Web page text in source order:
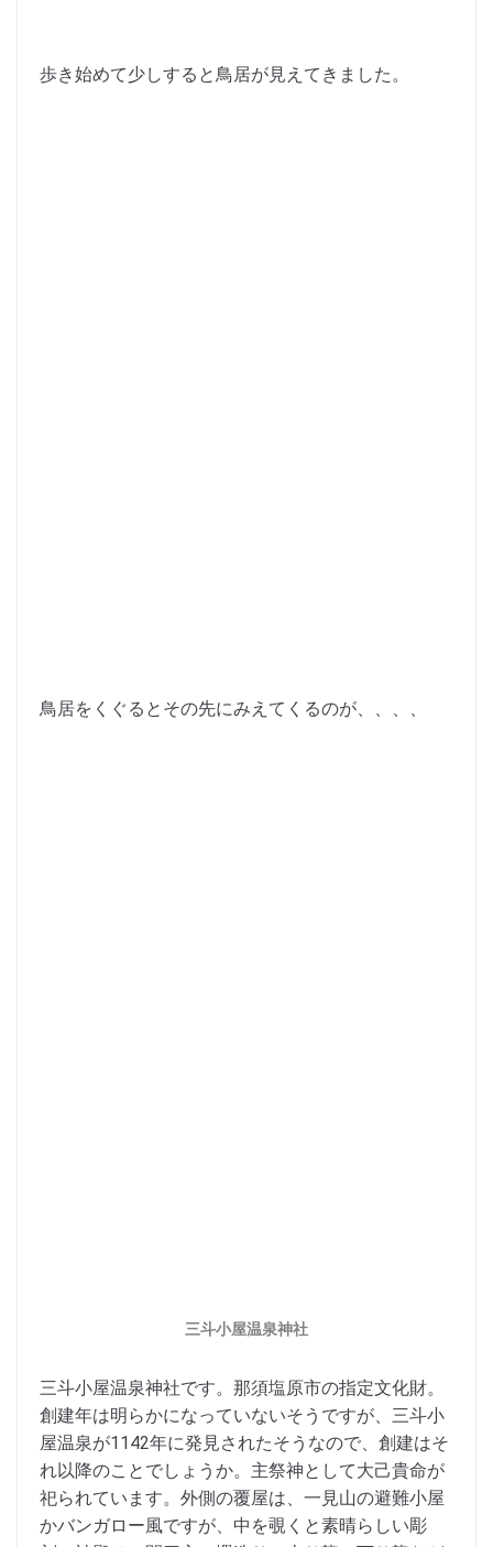
歩き始めて少しすると鳥居が見えてきました。
鳥居をくぐるとその先にみえてくるのが、、、、
三斗小屋温泉神社
三斗小屋温泉神社です。那須塩原市の指定文化財。
創建年は明らかになっていないそうですが、三斗小
屋温泉が1142年に発見されたそうなので、創建はそ
れ以降のことでしょうか。主祭神として大己貴命が
祀られています。外側の覆屋は、一見山の避難小屋
かバンガロー風ですが、中を覗くと素晴らしい彫